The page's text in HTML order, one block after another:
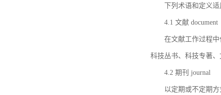
下列术语和定义
4.1 文献 document
在文献工作过程
科技丛书、科技专著
4.2 期刊 journal
以定期或不定期